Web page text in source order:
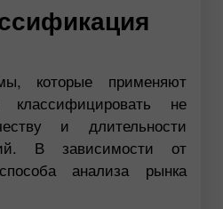
которые применяют
не
и длительности
В зависимости от
анализа рынка